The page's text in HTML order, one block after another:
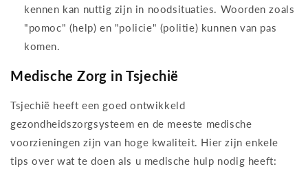
kennen kan nuttig zijn in noodsituaties. Woorden zoals
"pomoc" (help) en "policie" (politie) kunnen van pas
komen.
Medische Zorg in Tsjechië
Tsjechië heeft een goed ontwikkeld
gezondheidszorgsysteem en de meeste medische
voorzieningen zijn van hoge kwaliteit. Hier zijn enkele
tips over wat te doen als u medische hulp nodig heeft: